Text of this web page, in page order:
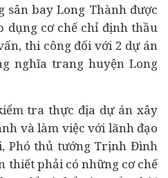
sân bay Long Thành được
dụng cơ chế chỉ định thầu
thi công đối với 2 dự án
nghĩa trang huyện Long
tra thực địa dự án xây
và làm việc với lãnh đạo
Phó thủ tướng Trịnh Đình
thiết phải có những cơ chế